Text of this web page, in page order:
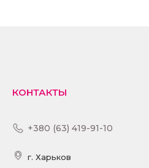
КОНТАКТЫ
+380 (63) 419-91-10
г. Харьков